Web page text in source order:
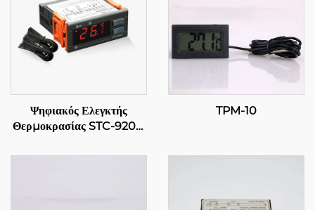
Ψηφιακός Ελεγκτής
Θερμοκρασίας STC-9200:
πολυσταδιακός έλεγχος
TPM-10